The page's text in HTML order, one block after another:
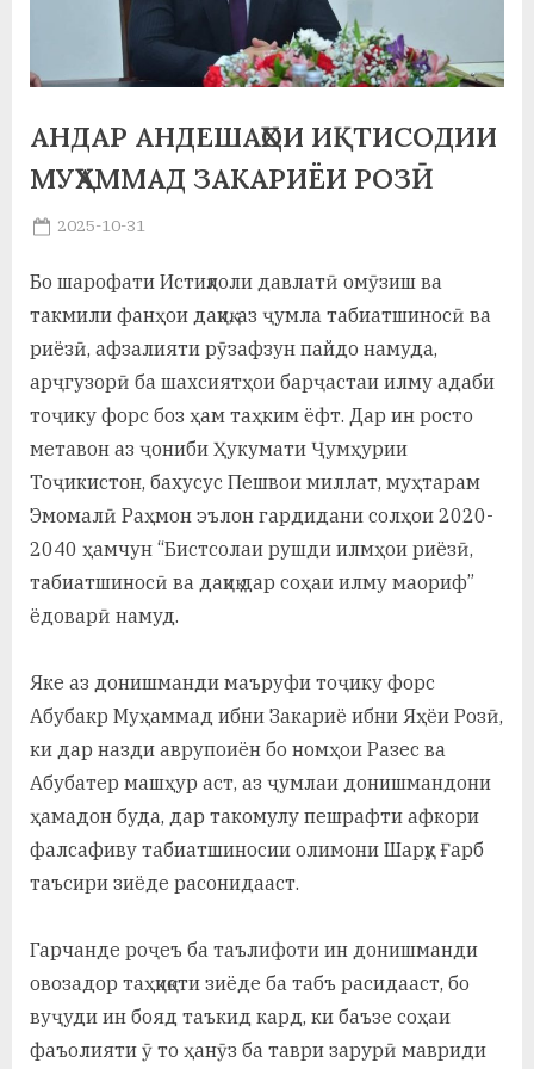
н
о
м
о
и
р
Х
у
с
в
АНДАР АНДЕШАҲОИ ИҚТИСОДИИ
МУҲАММАД ЗАКАРИЁИ РОЗӢ
Posted
2025-10-31
Бо шарофати Истиқлоли давлатӣ омӯзиш ва
такмили фанҳои дақиқ, аз ҷумла табиатшиносӣ ва
риёзӣ, афзалияти рӯзафзун пайдо намуда,
арҷгузорӣ ба шахсиятҳои барҷастаи илму адаби
тоҷику форс боз ҳам таҳким ёфт. Дар ин росто
метавон аз ҷониби Ҳукумати Ҷумҳурии
Тоҷикистон, бахусус Пешвои миллат, муҳтарам
Эмомалӣ Раҳмон эълон гардидани солҳои 2020-
2040 ҳамчун “Бистсолаи рушди илмҳои риёзӣ,
табиатшиносӣ ва дақиқ дар соҳаи илму маориф”
ёдоварӣ намуд.
Яке аз донишманди маъруфи тоҷику форс
Абубакр Муҳаммад ибни Закариё ибни Яҳёи Розӣ,
ки дар назди аврупоиён бо номҳои Разес ва
Абубатер машҳур аст, аз ҷумлаи донишмандони
ҳамадон буда, дар такомулу пешрафти афкори
фалсафиву табиатшиносии олимони Шарқу Ғарб
таъсири зиёде расонидааст.
Гарчанде роҷеъ ба таълифоти ин донишманди
овозадор таҳқиқоти зиёде ба табъ расидааст, бо
вуҷуди ин бояд таъкид кард, ки баъзе соҳаи
фаъолияти ӯ то ҳанӯз ба таври зарурӣ мавриди